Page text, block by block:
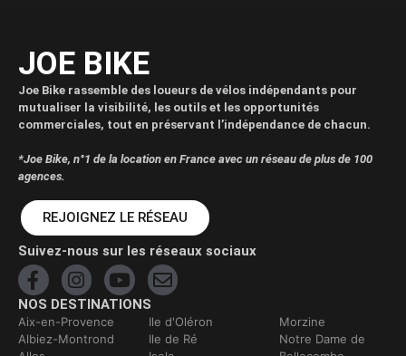
JOE BIKE
Joe Bike rassemble des loueurs de vélos indépendants pour
mutualiser la visibilité, les outils et les opportunités
commerciales, tout en préservant l’indépendance de chacun.
*Joe Bike, n°1 de la location en France avec un réseau de plus de 100
agences.
REJOIGNEZ LE RÉSEAU
Suivez-nous sur les réseaux sociaux
NOS DESTINATIONS
Aix-en-Provence
Albiez-Montrond
Ile d'Oléron
Ile de Ré
Morzine
Notre Dame de